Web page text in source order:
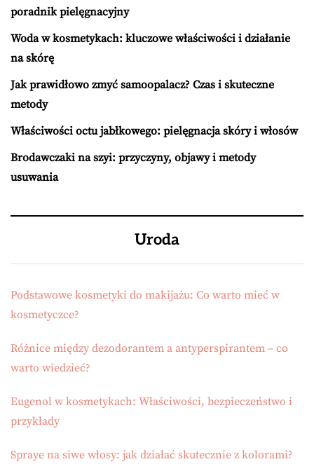
poradnik pielęgnacyjny
Woda w kosmetykach: kluczowe właściwości i działanie
na skórę
Jak prawidłowo zmyć samoopalacz? Czas i skuteczne
metody
Właściwości octu jabłkowego: pielęgnacja skóry i włosów
Brodawczaki na szyi: przyczyny, objawy i metody
usuwania
Uroda
Podstawowe kosmetyki do makijażu: Co warto mieć w
kosmetyczce?
Różnice między dezodorantem a antyperspirantem – co
warto wiedzieć?
Eugenol w kosmetykach: Właściwości, bezpieczeństwo i
przykłady
Spraye na siwe włosy: jak działać skutecznie z kolorami?